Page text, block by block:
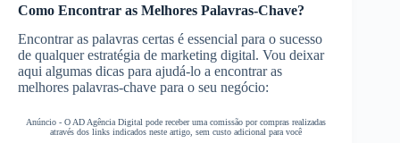
Como Encontrar as Melhores Palavras-Chave?
Encontrar as palavras certas é essencial para o sucesso
de qualquer estratégia de marketing digital. Vou deixar
aqui algumas dicas para ajudá-lo a encontrar as
melhores palavras-chave para o seu negócio:
Anúncio - O AD Agência Digital pode receber uma comissão por compras realizadas
através dos links indicados neste artigo, sem custo adicional para você